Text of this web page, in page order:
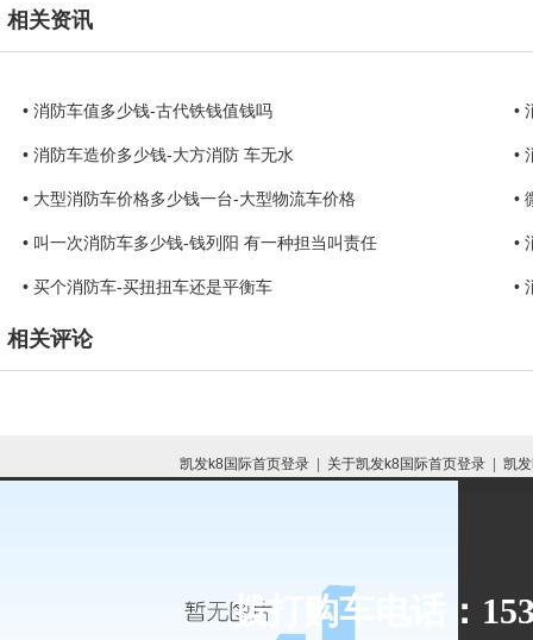
相关资讯
• 消防车值多少钱-古代铁钱值钱吗 •
• 消防车造价多少钱-大方消防 车无水 •
• 大型消防车价格多少钱一台-大型物流车价格 •
• 叫一次消防车多少钱-钱列阳 有一种担当叫责任 •
• 买个消防车-买扭扭车还是平衡车 •
相关评论
凯发k8国际首页登录 关于凯发k8国际首页登录 凯
拨打购车电话：